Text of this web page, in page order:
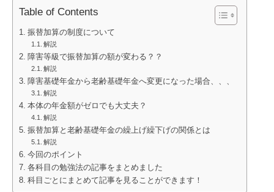
Table of Contents
振替加算の制度について
解説
障害等級で振替加算の額が変わる？？
解説
障害基礎年金から老齢基礎年金へ変更になった場合、、、
解説
本体の年金額がゼロでも大丈夫？
解説
振替加算と老齢基礎年金の繰上げ繰下げの関係とは
解説
今回のポイント
各科目の勉強法の記事をまとめました
科目ごとにまとめて記事を見ることができます！